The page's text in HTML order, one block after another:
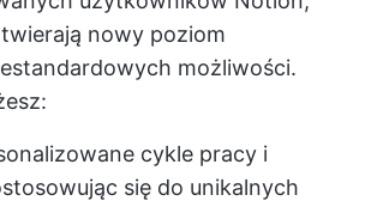
nowy poziom
możliwości.
cykle pracy i
się do unikalnych